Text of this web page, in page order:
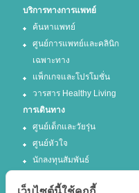
บริการทางการแพทย์
ค้นหาแพทย์
ศูนย์การแพทย์และคลินิก
เฉพาะทาง
แพ็กเกจและโปรโมชั่น
วารสาร Healthy Living
การเดินทาง
ศูนย์เด็กและวัยรุ่น
ศูนย์หัวใจ
นักลงทุนสัมพันธ์